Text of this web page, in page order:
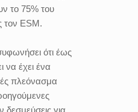
το 75% του
τον ESM.
ότι έως
να έχει ένα
πλεόνασμα
δεσμεύσεις για